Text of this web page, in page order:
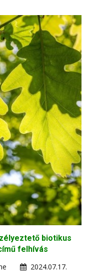
biotikus
felhívás
2024.07.17.